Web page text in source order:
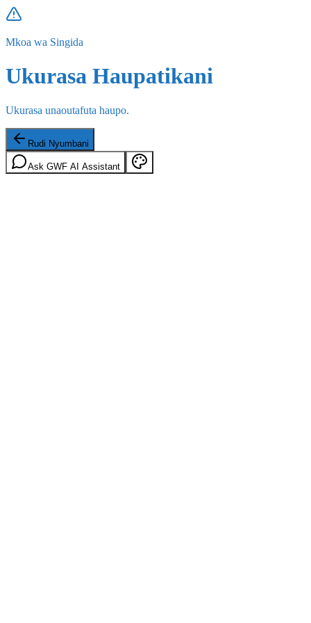
Mkoa wa Singida
Ukurasa Haupatikani
Ukurasa unaoutafuta haupo.
Rudi Nyumbani
Ask GWF AI Assistant